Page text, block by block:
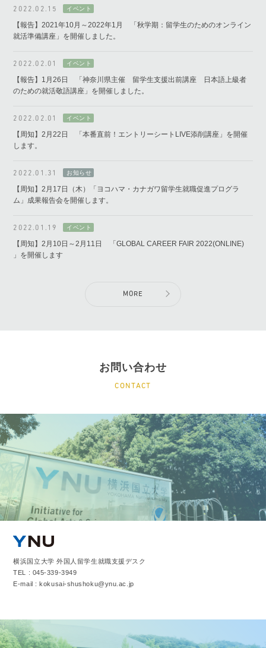
2022.02.15
【報告】2021年10月～2022年1月 「秋学期：留学生のためのオンライン
就活準備講座」を開催しました。
2022.02.01
【報告】1月26日 「神奈川県主催 留学生支援出前講座 日本語上級者
のための就活敬語講座」を開催しました。
2022.02.01
【周知】2月22日 「本番直前！エントリーシートLIVE添削講座」を開催
します。
2022.01.31
【周知】2月17日（木）「ヨコハマ・カナガワ留学生就職促進プログラ
ム」成果報告会を開催します。
2022.01.19
【周知】2月10日～2月11日 「GLOBAL CAREER FAIR 2022(ONLINE)
」を開催します
MORE
お問い合わせ
CONTACT
横浜国立大学 外国人留学生就職支援デスク
TEL : 045-339-3949
E-mail : kokusai-shushoku@ynu.ac.jp